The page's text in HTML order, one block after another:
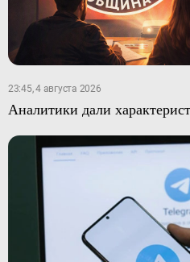
23:45, 4 августа 2026
Аналитики дали